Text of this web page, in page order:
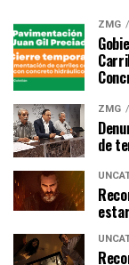
ZMG
ZMG
de